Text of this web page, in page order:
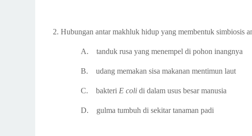
2. Hubungan antar makhluk hidup yang membentuk simbiosis
A. tanduk rusa yang menempel di pohon inangnya
B. udang memakan sisa makanan mentimun laut
C. bakteri E coli di dalam usus besar manusia
D. gulma tumbuh di sekitar tanaman padi